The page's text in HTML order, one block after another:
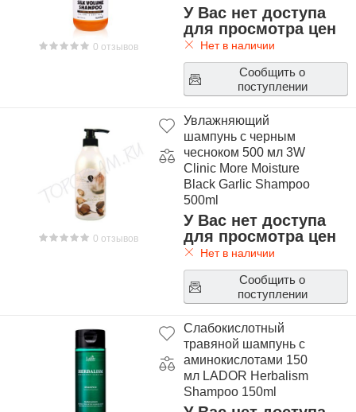
0 отзывов
У Вас нет доступа
для просмотра цен
Нет в наличии
Сообщить о
поступлении
0 отзывов
Увлажняющий
шампунь с черным
чесноком 500 мл 3W
Clinic More Moisture
Black Garlic Shampoo
500ml
У Вас нет доступа
для просмотра цен
Нет в наличии
Сообщить о
поступлении
Слабокислотный
травяной шампунь с
аминокислотами 150
мл LADOR Herbalism
Shampoo 150ml